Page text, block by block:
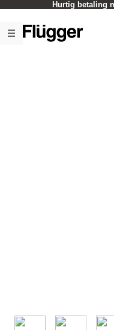
Hurtig betaling